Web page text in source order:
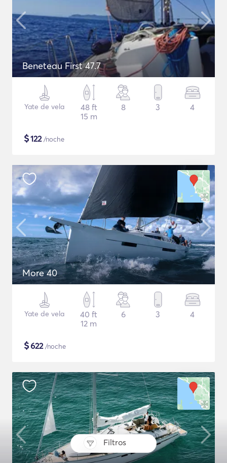
Filtros
Beneteau First 47.7
Yate de vela
48 ft
15 m
8 3 4
$122/noche
More 40
Yate de vela
40 ft
12 m
6 3 4
$622/noche